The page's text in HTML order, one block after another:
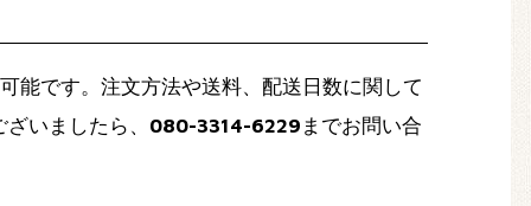
能です。注文方法や送料、配送日数に関して
いましたら、 080-3314-6229 までお問い合